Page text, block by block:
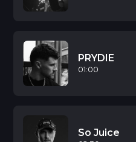
PRYDIE
01:00
So Juice